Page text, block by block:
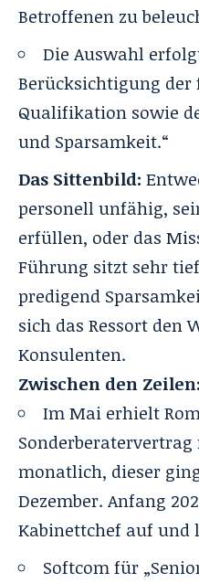
Betroffenen zu
Die Auswahl
Berücksichtigung der
Qualifikation sowie
und Sparsamkeit.“
Das Sittenbild:
personell unfähig,
erfüllen, oder das
Führung sitzt sehr
predigend
sich das Ressort den
Konsulenten.
Zwischen den Zeilen:
Im Mai erhielt
monatlich, dieser
Dezember. Anfang
Kabinettchef auf und
Softcom für